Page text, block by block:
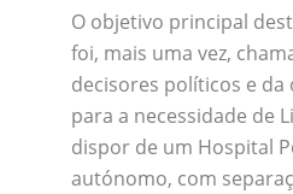
O objetivo principal
foi, mais uma vez,
decisores políticos e
para a necessidade de
dispor de um Hospital
autónomo, com